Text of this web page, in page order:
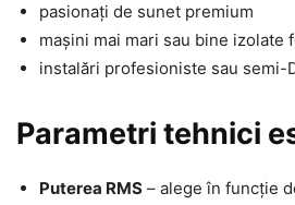
pasionați de sunet premium
mașini mai mari sau bine izolate
instalări profesioniste sau semi-
Parametri tehnici
Puterea RMS – alege în funcție